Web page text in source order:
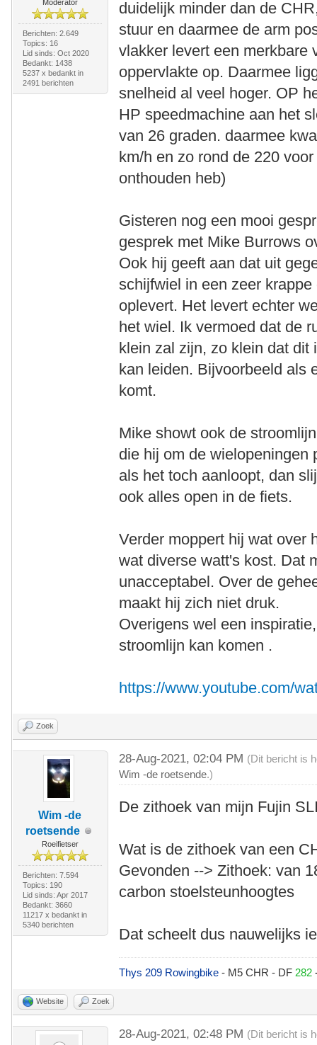
Moderator
Berichten: 2.649
Topics: 16
Lid sinds: Oct 2020
Bedankt: 1438
5237 x bedankt in
2491 berichten
duidelijk minder dan de
stuur en daarmee de arm
vlakker levert een merkbare
oppervlakte op. Daarmee
snelheid al veel hoger. OP
HP speedmachine aan het
van 26 graden. daarmee
km/h en zo rond de 220
onthouden heb)
Gisteren nog een mooi
gesprek met Mike Burrows
Ook hij geeft aan dat uit
schijfwiel in een zeer
oplevert. Het levert echter
het wiel. Ik vermoed dat de
klein zal zijn, zo klein dat
kan leiden. Bijvoorbeeld als
komt.
Mike showt ook de
die hij om de wielopeningen
als het toch aanloopt, dan
ook alles open in de fiets.
Verder moppert hij wat over
wat diverse watt's kost. Dat
unacceptabel. Over de
maakt hij zich niet druk.
Overigens wel een
stroomlijn kan komen .
https://www.youtube.com/
Zoek
Wim -de
roetsende
Roeifietser
Berichten: 7.594
Topics: 190
Lid sinds: Apr 2017
Bedankt: 3660
11217 x bedankt in
5340 berichten
28-Aug-2021, 02:04 PM (Dit bericht is
Wim -de roetsende.)
De zithoek van mijn Fujin
Wat is de zithoek van een
Gevonden --> Zithoek: van
carbon stoelsteunhoogtes
Dat scheelt dus nauwelijks
Thys 209 Rowingbike- M5 CHR - DF 282
Website Zoek
28-Aug-2021, 02:48 PM (Dit bericht is